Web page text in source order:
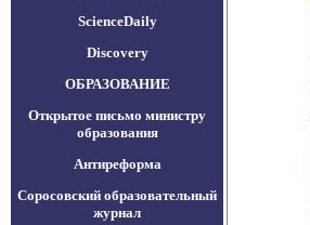
ScienceDaily
Discovery
ОБРАЗОВАНИЕ
Открытое письмо министру
образования
Антиреформа
Соросовский образовательный
журнал